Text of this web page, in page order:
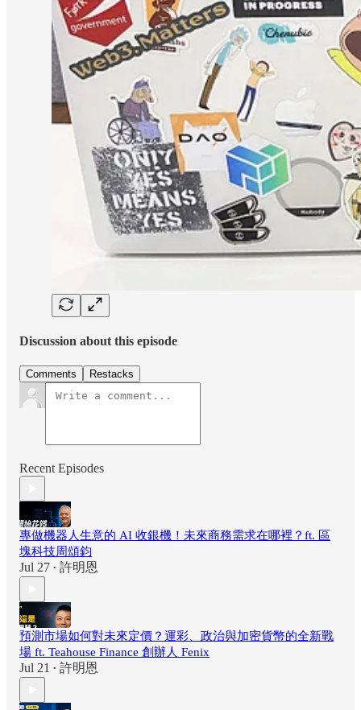
Discussion about this episode
Comments Restacks
Recent Episodes
專做機器人生意的 AI 收銀機！未來商務需求在哪裡？ft. 區
塊科技周頌鈞
Jul 27 • 許明恩
預測市場如何對未來定價？運彩、政治與加密貨幣的全新戰
場 ft. Teahouse Finance 創辦人 Fenix
Jul 21 • 許明恩